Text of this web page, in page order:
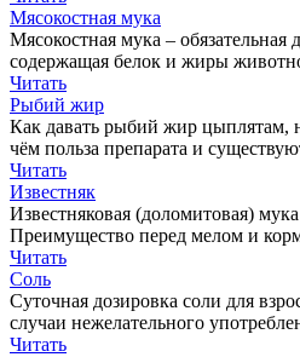
Мясокостная мука
Мясокостная мука – обязательная
содержащая белок и жиры
Читать
Рыбий жир
Как давать рыбий жир цыплятам,
чём польза препарата и
Читать
Известняк
Известняковая (доломитовая)
Преимущество перед мелом и
Читать
Соль
Суточная дозировка соли для
случаи нежелательного
Читать